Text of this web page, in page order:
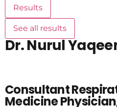
Results
See all results
Dr. Nurul
Consultant
Medicine